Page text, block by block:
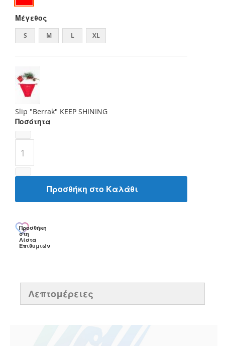
Μέγεθος
S M L XL
Slip "Berrak" KEEP SHINING
Ποσότητα
Προσθήκη στο Καλάθι
Προσθήκη
στη
Λίστα
Επιθυμιών
Λεπτομέρειες